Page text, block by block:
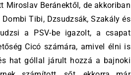
Miroslav Beránektől, de akkoriban
Tibi, Dzsudzsák, Szakály és
a PSV-be igazolt, a csapat
Cicó számára, amivel élni is
hat góllal járult hozzá a bajnoki